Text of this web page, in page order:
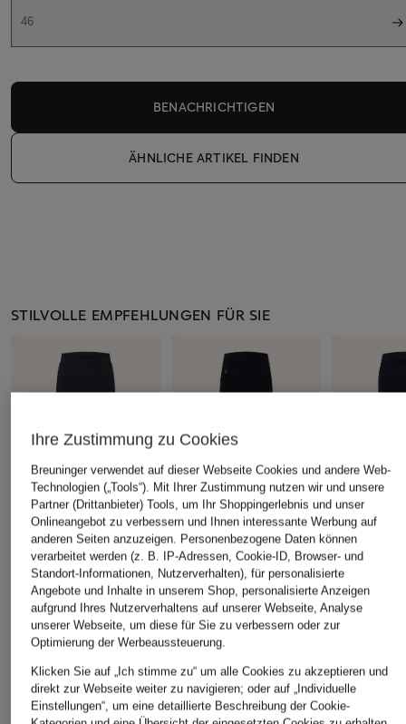
46
BENACHRICHTIGEN
ÄHNLICHE ARTIKEL FINDEN
STILVOLLE EMPFEHLUNGEN FÜR SIE
Joseph Ribkoff
Hose
CHF 209
Joseph Ribkoff
Hose
CHF 209
Joseph
Bootcut-
CHF 209
ÄHNLICHE ARTIKEL ENTDECKEN
Ihre Zustimmung zu Cookies
Breuninger verwendet auf dieser Webseite Cookies und andere Web-
Technologien („Tools“). Mit Ihrer Zustimmung nutzen wir und unsere
Partner (Drittanbieter) Tools, um Ihr Shoppingerlebnis und unser
Onlineangebot zu verbessern und Ihnen interessante Werbung auf
anderen Seiten anzuzeigen. Personenbezogene Daten können
verarbeitet werden (z. B. IP-Adressen, Cookie-ID, Browser- und
Standort-Informationen, Nutzerverhalten), für personalisierte
Angebote und Inhalte in unserem Shop, personalisierte Anzeigen
aufgrund Ihres Nutzerverhaltens auf unserer Webseite, Analyse
unserer Webseite, um diese für Sie zu verbessern oder zur
Optimierung der Werbeaussteuerung.
Klicken Sie auf „Ich stimme zu“ um alle Cookies zu akzeptieren und
direkt zur Webseite weiter zu navigieren; oder auf „Individuelle
Einstellungen“, um eine detaillierte Beschreibung der Cookie-